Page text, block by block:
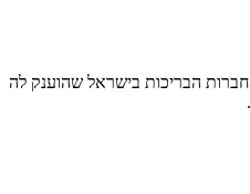
הבריכות בישראל שהוענק לה